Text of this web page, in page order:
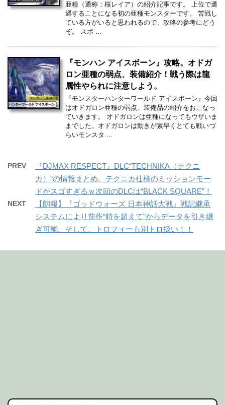
亜種（通称：桜レイア）の紹介記事です。 上位で遭
遇することになる初の亜種モンスターです。 苦戦し
ている方がいると思われるので、攻略の参考にどう
ぞ。 スポ …
『モンハン アイスボーン』攻略。オドガ
ロン亜種の弱点、装備紹介！戦う際は龍
属性やられに注意しよう。
『モンスターハンターワールド アイスボーン』今回
はオドガロン亜種の弱点、装備品の紹介をおこなっ
ていきます。 オドガロンは亜種になってもウザいま
までした。オドガロンは動きが素早くとても戦いづ
らいモンスタ …
PREV
『DJMAX RESPECT』DLC“TECHNIKA（テクニ
カ）”の情報まとめ。テクニカ仕様のミッションモー
ドがスゴすぎるｗ次回のDLCは“BLACK SQUARE”！
NEXT
【朗報】『ゴッドウォーズ 日本神話大戦』戦記継承
システムにより前作“時を超えて”からデータを引き継
ぎ可能。そして、トロフィーも別トロ扱い！！